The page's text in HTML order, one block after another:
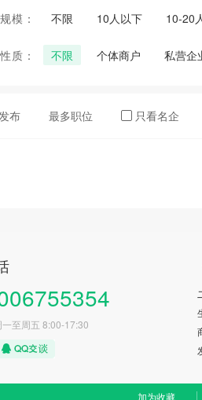
模： 不限 10人以下 10-20
质： 不限 个体商户 私营企
布 最多职位 只看名企
至周五 8:00-17:30
加为收藏